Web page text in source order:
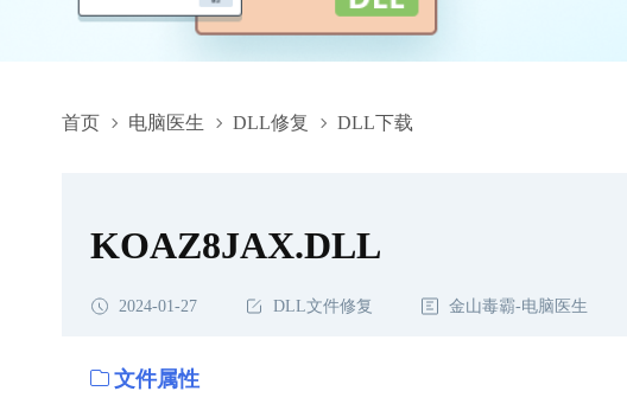
首页 电脑医生 DLL修复 DLL下载
KOAZ8JAX.DLL,KOAZ8JAX.DLL下载,KOAZ8JAX.DLL修复
KOAZ8JAX.DLL
2024-01-27 DLL文件修复 金山毒霸-电脑医生
文件属性